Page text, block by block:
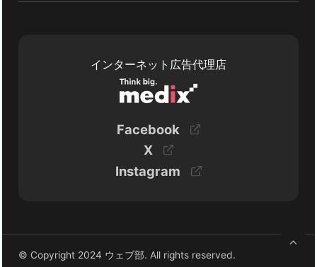
インターネット広告代理店
Facebook
X
Instagram
© Copyright 2024 ウェブ部. All rights reserved.